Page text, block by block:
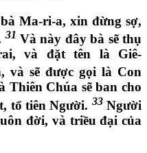
Ma-ri-a, xin đừng sợ,
31 Và này đây bà sẽ thụ
và đặt tên là Giê-
và sẽ được gọi là Con
Chúa sẽ ban cho
tổ tiên Người. 33Người
đời, và triều đại của